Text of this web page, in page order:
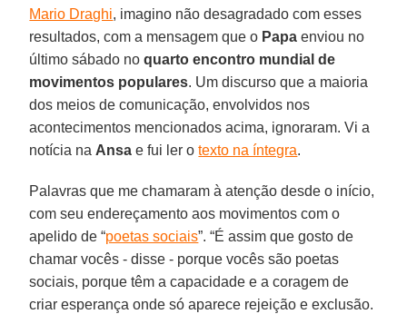
Mario Draghi, imagino não desagradado com esses
resultados, com a mensagem que o Papa enviou no
último sábado noquarto encontro mundial de
movimentos populares. Um discurso que a maioria
dos meios de comunicação, envolvidos nos
acontecimentos mencionados acima, ignoraram. Vi a
notícia na Ansa e fui ler otexto na íntegra.
Palavras que me chamaram à atenção desde o início,
com seu endereçamento aos movimentos com o
apelido de “poetas sociais”. “É assim que gosto de
chamar vocês - disse - porque vocês são poetas
sociais, porque têm a capacidade e a coragem de
criar esperança onde só aparece rejeição e exclusão.